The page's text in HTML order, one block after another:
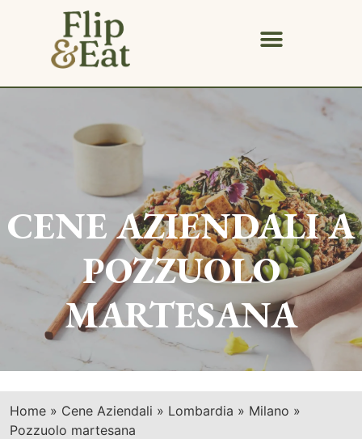
CENE AZIENDALI A
POZZUOLO
MARTESANA
Home » Cene Aziendali » Lombardia » Milano »
Pozzuolo martesana